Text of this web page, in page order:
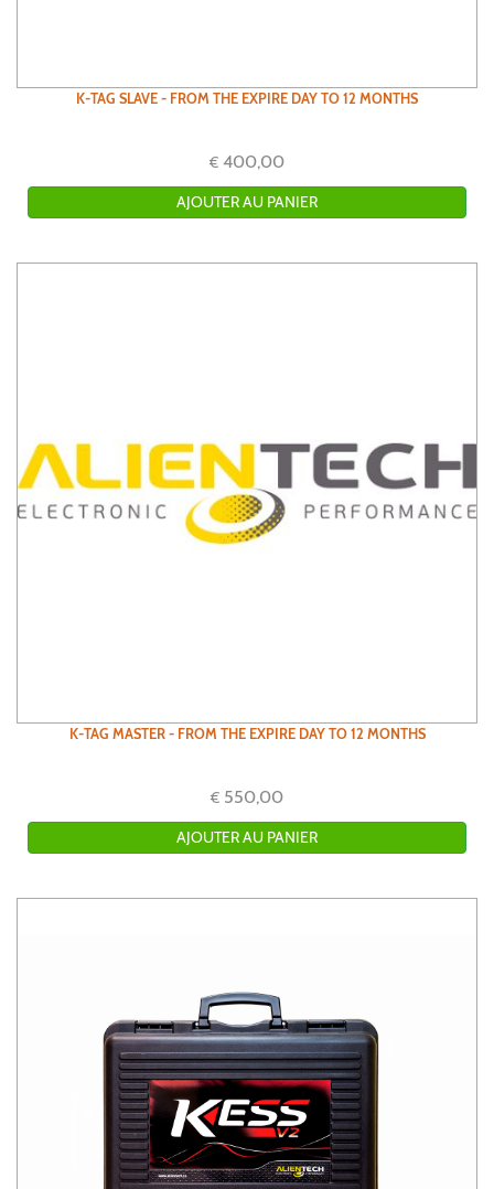
K-TAG SLAVE - FROM THE EXPIRE DAY TO 12 MONTHS
€ 400,00
K-TAG MASTER - FROM THE EXPIRE DAY TO 12 MONTHS
€ 550,00